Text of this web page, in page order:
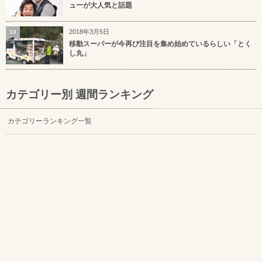
ューが大人気と話題
2018年3月5日
移動スーパーが今再び注目を集め始めているらしい「とく
し丸」
10
カテゴリー別 週間ランキング
カテゴリーランキング一覧